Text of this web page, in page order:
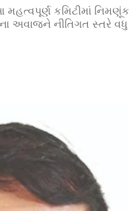
કમિટીમાં
અવાજને નીતિગત સ્તરે